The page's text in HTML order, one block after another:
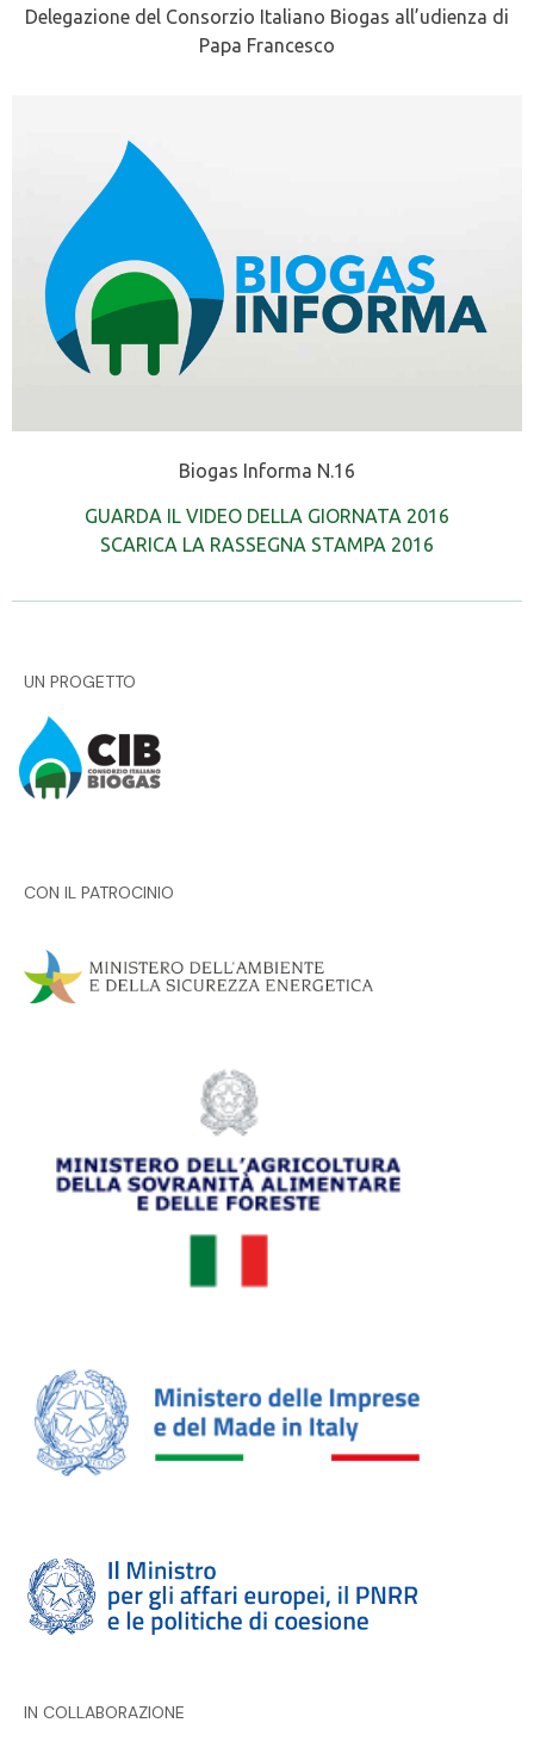
Delegazione del Consorzio Italiano Biogas all’udienza di
Papa Francesco
Biogas Informa N.16
GUARDA IL VIDEO DELLA GIORNATA 2016
SCARICA LA RASSEGNA STAMPA 2016
UN PROGETTO
CON IL PATROCINIO
IN COLLABORAZIONE